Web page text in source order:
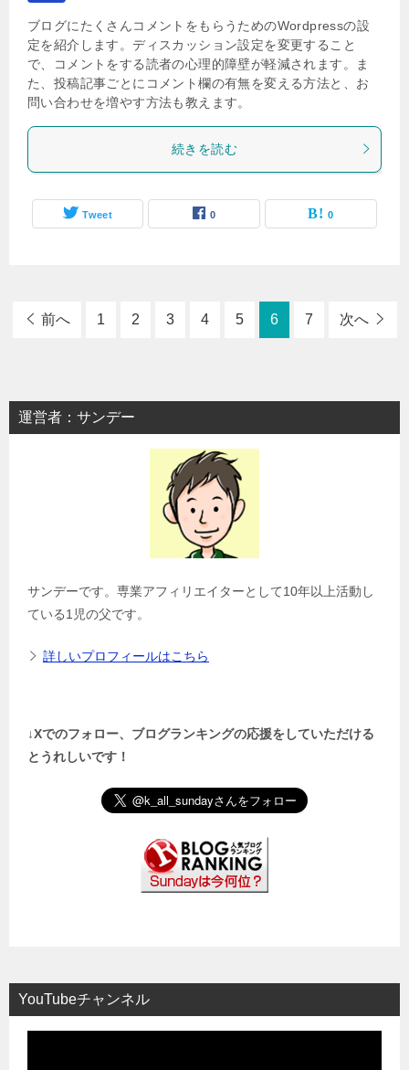
ブログにたくさんコメントをもらうためのWordpressの設
定を紹介します。ディスカッション設定を変更すること
で、コメントをする読者の心理的障壁が軽減されます。ま
た、投稿記事ごとにコメント欄の有無を変える方法と、お
問い合わせを増やす方法も教えます。
続きを読む
Tweet 0 0
前へ 1 2 3 4 5 6 7 次へ
運営者：サンデー
サンデーです。専業アフィリエイターとして10年以上活動し
ている1児の父です。
詳しいプロフィールはこちら
↓Xでのフォロー、ブログランキングの応援をしていただける
とうれしいです！
YouTubeチャンネル